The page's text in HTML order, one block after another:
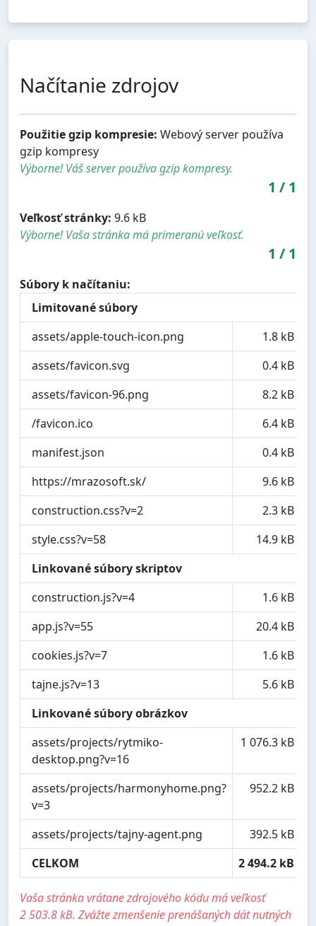
Načítanie zdrojov
Použitie gzip kompresie: Webový server používa
gzip kompresy
Výborne! Váš server používa gzip kompresy.
1 / 1
Veľkosť stránky: 9.6 kB
Výborne! Vaša stránka má primeranú veľkosť.
1 / 1
Súbory k načítaniu:
Limitované súbory
assets/apple-touch-icon.png
1.8 kB
assets/favicon.svg
0.4 kB
assets/favicon-96.png
8.2 kB
/favicon.ico
6.4 kB
manifest.json
0.4 kB
https://mrazosoft.sk/
9.6 kB
construction.css?v=2
2.3 kB
style.css?v=58
14.9 kB
Linkované súbory skriptov
construction.js?v=4
1.6 kB
app.js?v=55
20.4 kB
cookies.js?v=7
1.6 kB
tajne.js?v=13
5.6 kB
Linkované súbory obrázkov
assets/projects/rytmiko-
desktop.png?v=16
1 076.3 kB
assets/projects/harmonyhome.png?
v=3
952.2 kB
assets/projects/tajny-agent.png
392.5 kB
CELKOM
2 494.2 kB
Vaša stránka vrátane zdrojového kódu má veľkosť
2 503.8 kB. Zvážte zmenšenie prenášaných dát nutných